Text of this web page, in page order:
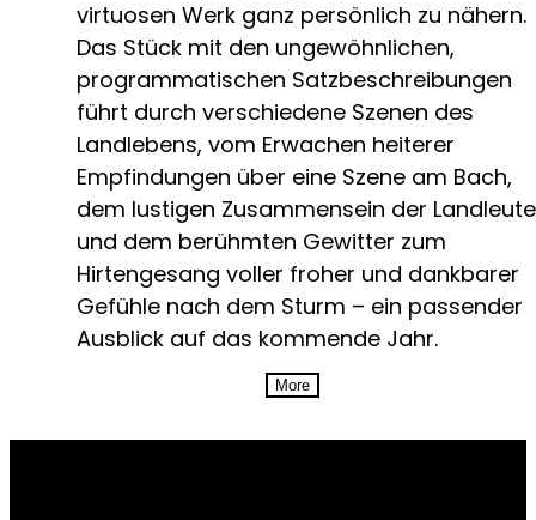
virtuosen Werk ganz persönlich zu nähern.
Das Stück mit den ungewöhnlichen,
programmatischen Satzbeschreibungen
führt durch verschiedene Szenen des
Landlebens, vom Erwachen heiterer
Empfindungen über eine Szene am Bach,
dem lustigen Zusammensein der Landleute
und dem berühmten Gewitter zum
Hirtengesang voller froher und dankbarer
Gefühle nach dem Sturm – ein passender
Ausblick auf das kommende Jahr.
More